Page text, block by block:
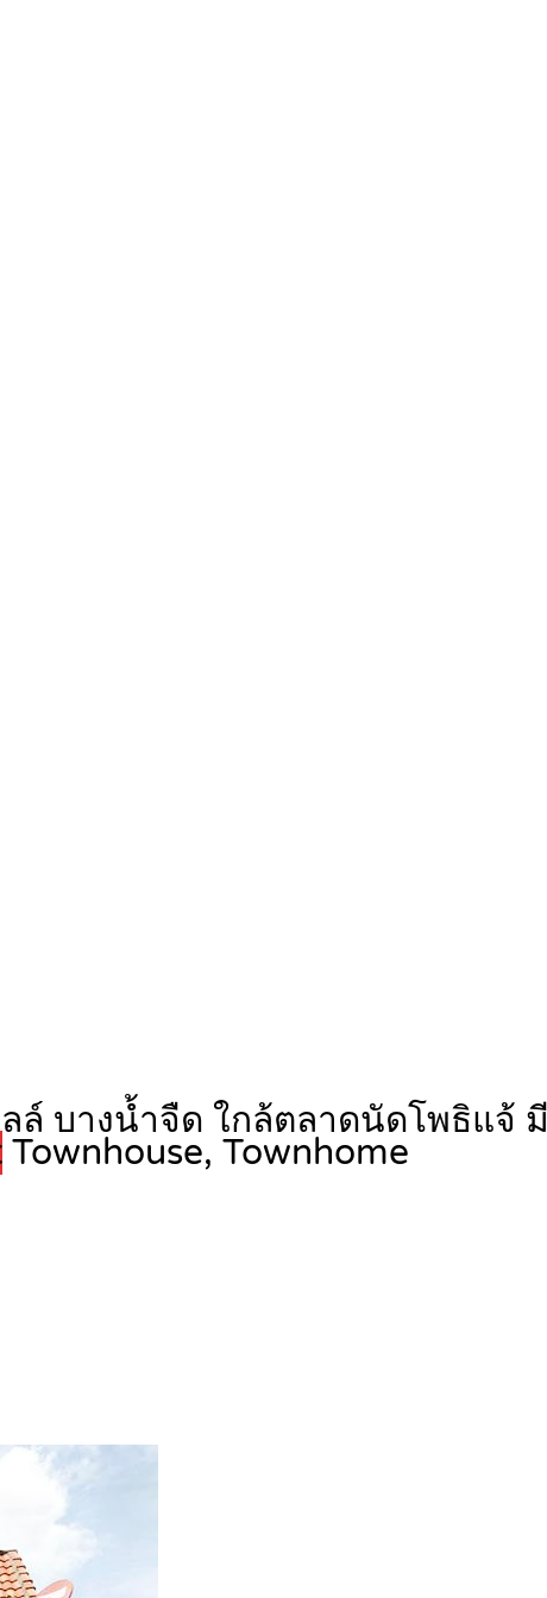
ล์ บางน้ำจืด ใกล้ตลาดนัดโพธิแ
Townhouse, Townhome